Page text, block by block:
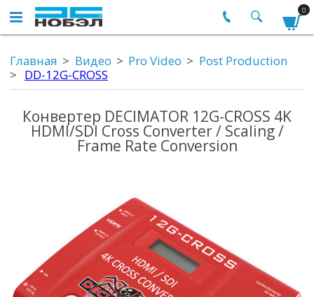
0
Главная Видео Pro Video
Post Production
DD-12G-CROSS
Конвертер DECIMATOR 12G-CROSS 4K
HDMI/SDI Cross Converter / Scaling /
Frame Rate Conversion